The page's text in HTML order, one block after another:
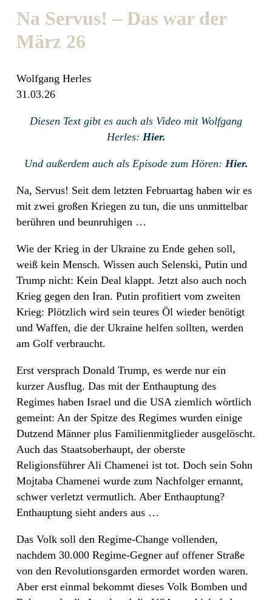
Na Servus! – Das war der
März 26
Wolfgang Herles
31.03.26
Diesen Text gibt es auch als Video mit Wolfgang
Herles: Hier.
Und außerdem auch als Episode zum Hören: Hier.
Na, Servus! Seit dem letzten Februartag haben wir es
mit zwei großen Kriegen zu tun, die uns unmittelbar
berühren und beunruhigen …
Wie der Krieg in der Ukraine zu Ende gehen soll,
weiß kein Mensch. Wissen auch Selenski, Putin und
Trump nicht: Kein Deal klappt. Jetzt also auch noch
Krieg gegen den Iran. Putin profitiert vom zweiten
Krieg: Plötzlich wird sein teures Öl wieder benötigt
und Waffen, die der Ukraine helfen sollten, werden
am Golf verbraucht.
Erst versprach Donald Trump, es werde nur ein
kurzer Ausflug. Das mit der Enthauptung des
Regimes haben Israel und die USA ziemlich wörtlich
gemeint: An der Spitze des Regimes wurden einige
Dutzend Männer plus Familienmitglieder ausgelöscht.
Auch das Staatsoberhaupt, der oberste
Religionsführer Ali Chamenei ist tot. Doch sein Sohn
Mojtaba Chamenei wurde zum Nachfolger ernannt,
schwer verletzt vermutlich. Aber Enthauptung?
Enthauptung sieht anders aus …
Das Volk soll den Regime-Change vollenden,
nachdem 30.000 Regime-Gegner auf offener Straße
von den Revolutionsgarden ermordet worden waren.
Aber erst einmal bekommt dieses Volk Bomben und